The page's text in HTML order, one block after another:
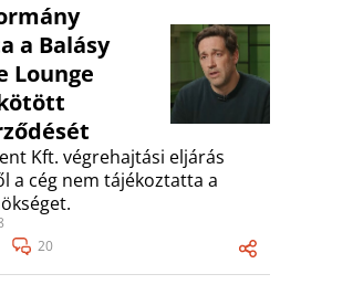
a Balásy
Lounge
Kft. végrehajtási eljárás
a cég nem tájékoztatta a
20